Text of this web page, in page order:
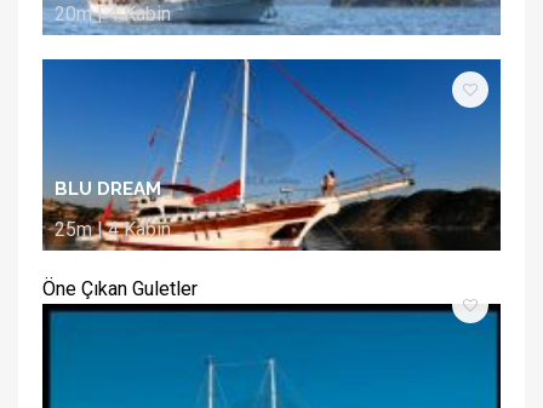
20m | 4 Kabin
BLU DREAM
25m | 4 Kabin
Öne Çıkan Guletler